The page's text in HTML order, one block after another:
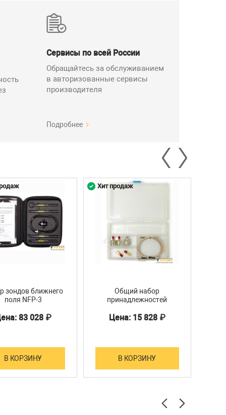
Сервисы по всей России
Обращайтесь за обслуживанием
в авторизованные сервисы
производителя
Подробнее
зондов ближнего
поля NFP-3
83 028 ₽
В КОРЗИНУ
Общий набор
принадлежностей
Цена: 15 828 ₽
В КОРЗИНУ
Хит продаж